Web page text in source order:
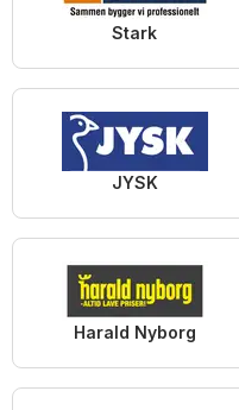
Stark
JYSK
Harald Nyborg